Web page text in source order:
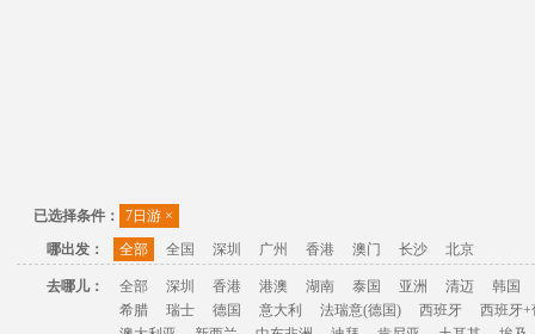
已选择条件： 7日游 ×
哪出发：
全部 全国 深圳 广州 香港 澳门 长沙 北京
去哪儿： 全部 深圳 香港 港澳 湖南 泰国 亚洲 清迈
韩国
希腊
瑞士 德国 意大利 法瑞意(德国) 西班牙
西班牙+